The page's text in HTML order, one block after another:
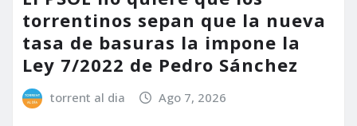
torrentinos sepan que la nueva
tasa de basuras la impone la
Ley 7/2022 de Pedro Sánchez
torrent al dia Ago 7, 2026